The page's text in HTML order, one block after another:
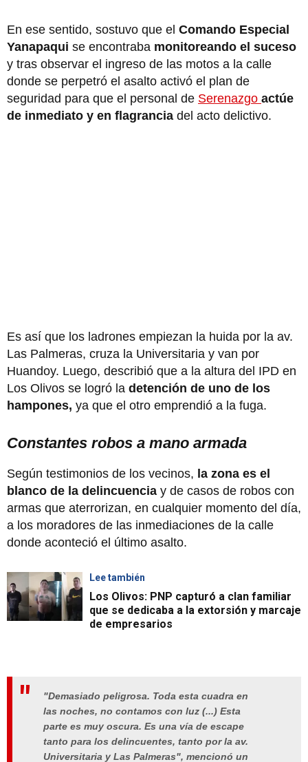
En ese sentido, sostuvo que el Comando Especial
Yanapaqui se encontraba monitoreando el suceso
y tras observar el ingreso de las motos a la calle
donde se perpetró el asalto activó el plan de
seguridad para que el personal de Serenazgo actúe
de inmediato y en flagrancia del acto delictivo.
Es así que los ladrones empiezan la huida por la av.
Las Palmeras, cruza la Universitaria y van por
Huandoy. Luego, describió que a la altura del IPD en
Los Olivos se logró la detención de uno de los
hampones, ya que el otro emprendió a la fuga.
Constantes robos a mano armada
Según testimonios de los vecinos, la zona es el
blanco de la delincuencia y de casos de robos con
armas que aterrorizan, en cualquier momento del día,
a los moradores de las inmediaciones de la calle
donde aconteció el último asalto.
Lee también
Los Olivos: PNP capturó a clan familiar
que se dedicaba a la extorsión y marcaje
de empresarios
"Demasiado peligrosa. Toda esta cuadra en
las noches, no contamos con luz (...) Esta
parte es muy oscura. Es una vía de escape
tanto para los delincuentes, tanto por la av.
Universitaria y Las Palmeras", mencionó un